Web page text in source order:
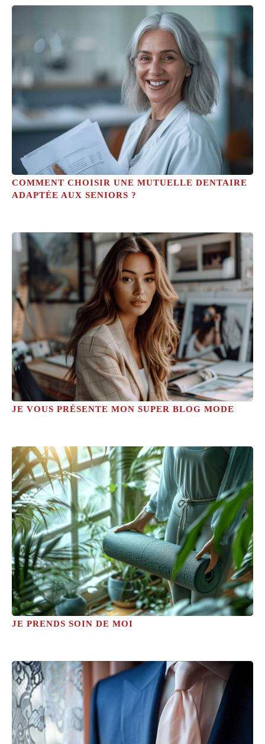
COMMENT CHOISIR UNE MUTUELLE DENTAIRE
ADAPTÉE AUX SENIORS ?
JE VOUS PRÉSENTE MON SUPER BLOG MODE
JE PRENDS SOIN DE MOI